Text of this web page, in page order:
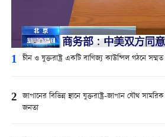
1 চীন ও যুক্তরাষ্ট্র একটি বাণিজ্য কাউন্সিল গঠনে সম্মত
2 জাপানের বিভিন্ন স্থানে যুক্তরাষ্ট্র-জাপান যৌথ
জনতা